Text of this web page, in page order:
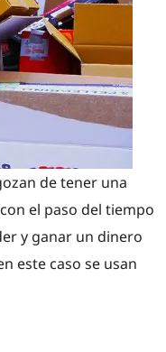
de tener una
el paso del tiempo
y ganar un dinero
este caso se usan